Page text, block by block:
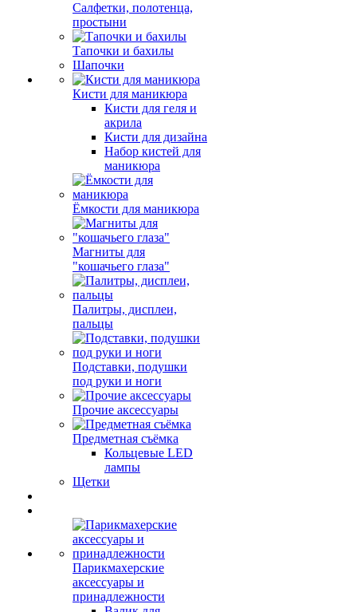
Салфетки, полотенца,
простыни
Тапочки и бахилы
Шапочки
Кисти для маникюра
Кисти для геля и
акрила
Кисти для дизайна
Набор кистей для
маникюра
Ёмкости для маникюра
Магниты для
"кошачьего глаза"
Палитры, дисплеи,
пальцы
Подставки, подушки
под руки и ноги
Прочие аксессуары
Предметная съёмка
Кольцевые LED
лампы
Щетки
Парикмахерские
аксессуары и
принадлежности